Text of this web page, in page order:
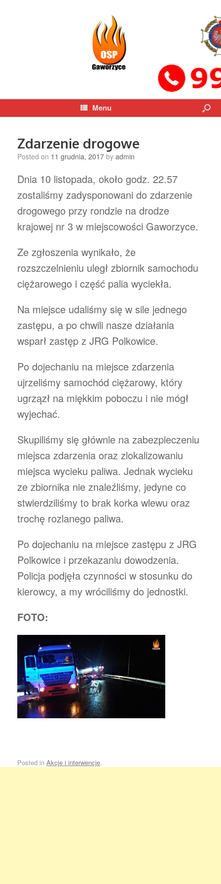
Menu
Zdarzenie drogowe
Posted on 11 grudnia, 2017 by admin
Dnia 10 listopada, około godz. 22.57
zostaliśmy zadysponowani do zdarzenie
drogowego przy rondzie na drodze
krajowej nr 3 w miejscowości Gaworzyce.
Ze zgłoszenia wynikało, że
rozszczelnieniu uległ zbiornik samochodu
ciężarowego i część palia wyciekła.
Na miejsce udaliśmy się w sile jednego
zastępu, a po chwili nasze działania
wsparł zastęp z JRG Polkowice.
Po dojechaniu na miejsce zdarzenia
ujrzeliśmy samochód ciężarowy, który
ugrzązł na miękkim poboczu i nie mógł
wyjechać.
Skupiliśmy się głównie na zabezpieczeniu
miejsca zdarzenia oraz zlokalizowaniu
miejsca wycieku paliwa. Jednak wycieku
ze zbiornika nie znaleźliśmy, jedyne co
stwierdziliśmy to brak korka wlewu oraz
trochę rozlanego paliwa.
Po dojechaniu na miejsce zastępu z JRG
Polkowice i przekazaniu dowodzenia.
Policja podjęła czynności w stosunku do
kierowcy, a my wróciliśmy do jednostki.
FOTO:
Posted in Akcje i interwencje.